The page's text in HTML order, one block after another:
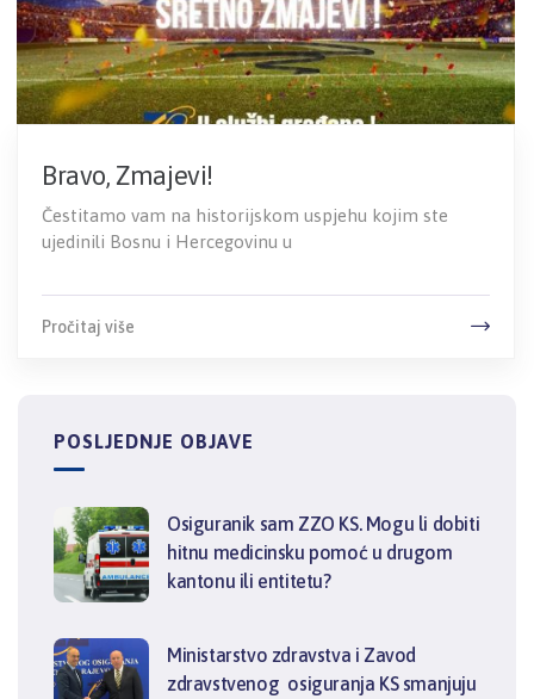
Bravo, Zmajevi!
Čestitamo vam na historijskom uspjehu kojim ste
ujedinili Bosnu i Hercegovinu u
Pročitaj više
POSLJEDNJE OBJAVE
Osiguranik sam ZZO KS. Mogu li dobiti
hitnu medicinsku pomoć u drugom
kantonu ili entitetu?
Ministarstvo zdravstva i Zavod
zdravstvenog osiguranja KS smanjuju